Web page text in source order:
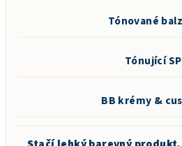
Tónované
Tónující
BB krémy &